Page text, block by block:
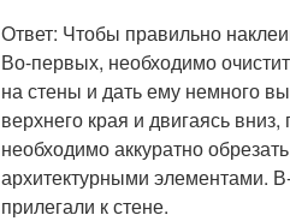
Ответ: Чтобы правильно
Во-первых, необходимо
на стены и дать ему немного
верхнего края и двигаясь
необходимо аккуратно
архитектурными элементами.
прилегали к стене.